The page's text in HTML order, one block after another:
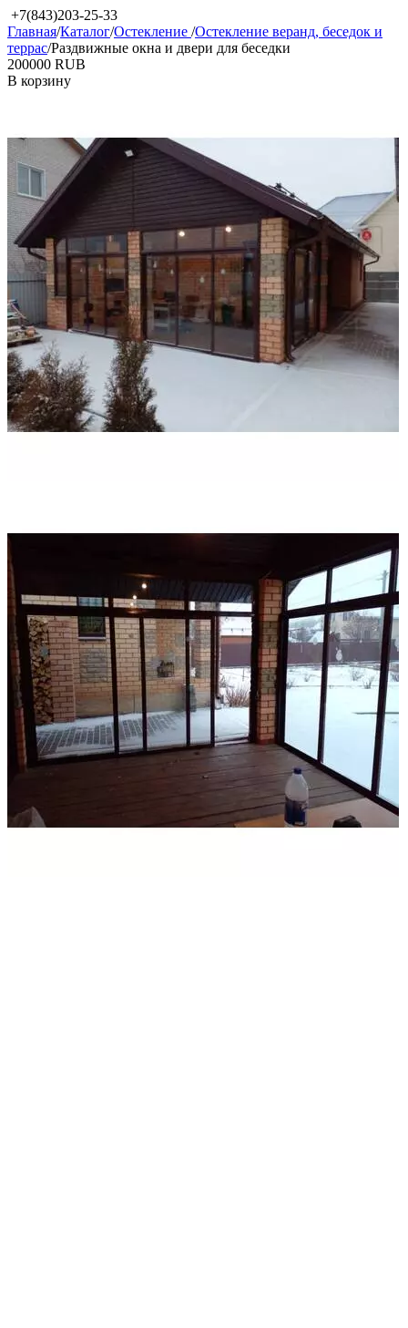
+7(843)203-25-33
Главная/Каталог/Остекление /Остекление веранд, беседок и
террас/Раздвижные окна и двери для беседки
‍200000‍ RUB
В корзину